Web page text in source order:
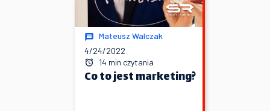
Mateusz Walczak
4/24/2022
14 min czytania
Co to jest marketing?